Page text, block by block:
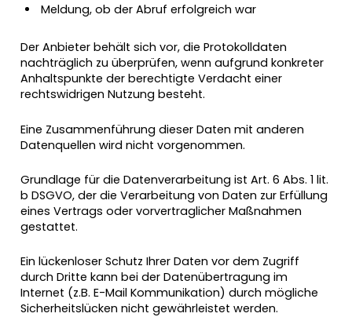
Meldung, ob der Abruf erfolgreich war
Der Anbieter behält sich vor, die Protokolldaten
nachträglich zu überprüfen, wenn aufgrund konkreter
Anhaltspunkte der berechtigte Verdacht einer
rechtswidrigen Nutzung besteht.
Eine Zusammenführung dieser Daten mit anderen
Datenquellen wird nicht vorgenommen.
Grundlage für die Datenverarbeitung ist Art. 6 Abs. 1 lit.
b DSGVO, der die Verarbeitung von Daten zur Erfüllung
eines Vertrags oder vorvertraglicher Maßnahmen
gestattet.
Ein lückenloser Schutz Ihrer Daten vor dem Zugriff
durch Dritte kann bei der Datenübertragung im
Internet (z.B. E-Mail Kommunikation) durch mögliche
Sicherheitslücken nicht gewährleistet werden.